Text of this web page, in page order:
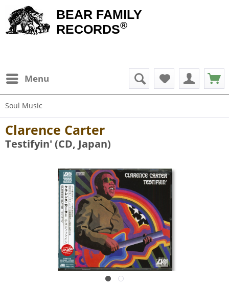
BEAR FAMILY
RECORDS®
Menu
Soul Music
Clarence Carter
Testifyin' (CD, Japan)